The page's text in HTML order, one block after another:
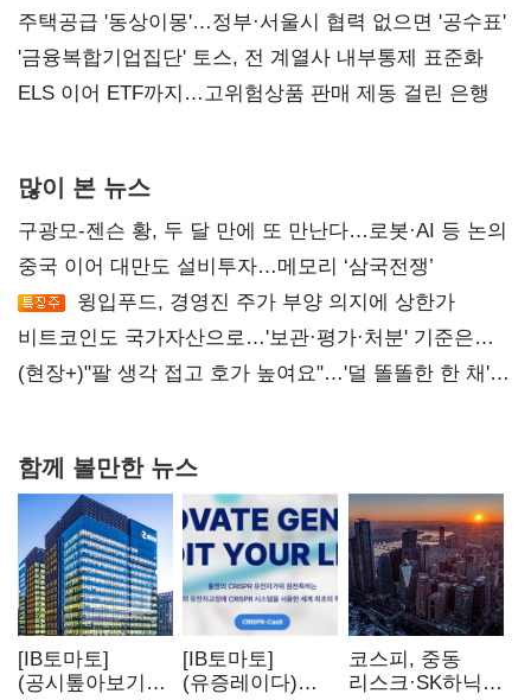
진실 밝혀야"
주택공급 '동상이몽'…정부·서울시 협력 없으면 '공수표'
'금융복합기업집단' 토스, 전 계열사 내부통제 표준화
ELS 이어 ETF까지…고위험상품 판매 제동 걸린 은행
많이 본 뉴스
구광모-젠슨 황, 두 달 만에 또 만난다…로봇·AI 등 논의
중국 이어 대만도 설비투자…메모리 ‘삼국전쟁’
윙입푸드, 경영진 주가 부양 의지에 상한가
비트코인도 국가자산으로…'보관·평가·처분' 기준은
숙제
(현장+)"팔 생각 접고 호가 높여요"…'덜 똘똘한 한 채'
함께 볼만한 뉴스
[IB토마토]
(공시톺아보기)
[IB토마토]
(유증레이다)
코스피, 중동
리스크·SK하닉